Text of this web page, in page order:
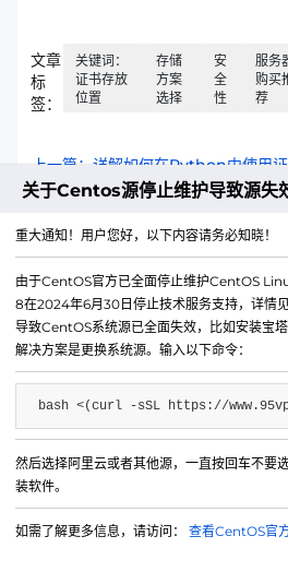
文章
标
签：
关键词：
证书存放
位置
存储
方案
选择
安
全
性
服务
购买
荐
上一篇：详解如何在Python中使用
微信公众号
IDC/ISP证号 B1-20214840
关于Centos源停止维护导致源失
重大通知！用户您好，以下内容请务必知晓！
由于CentOS官方已全面停止维护CentOS
8在2024年6月30日停止技术服务支持，详情
导致CentOS系统源已全面失效，比如安装宝
解决方案是更换系统源。输入以下命令：
bash <(curl -sSL https://
然后选择阿里云或者其他源，一直按回车不要
装软件。
如需了解更多信息，请访问： 查看CentOS官